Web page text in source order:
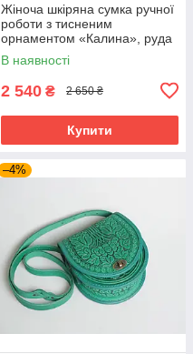
Жіноча шкіряна сумка ручної
роботи з тисненим
орнаментом «Калина», руда
сумка з натуральної шкіри,
20*21*8 см
В наявності
2 540 ₴ 2 650 ₴
Купити
–4%